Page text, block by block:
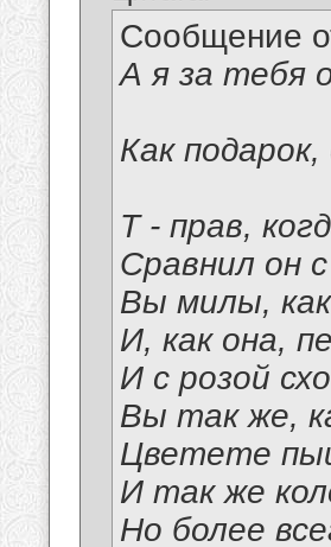
Сообщение
А я за тебя
Как
Т - прав,
Сравнил он
Вы милы,
И, как она,
И с розой
Вы так же,
Цветете
И так же
Но более